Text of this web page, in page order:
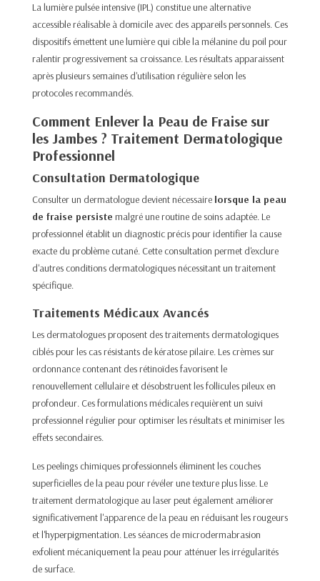
La lumière pulsée intensive (IPL) constitue une alternative
accessible réalisable à domicile avec des appareils personnels. Ces
dispositifs émettent une lumière qui cible la mélanine du poil pour
ralentir progressivement sa croissance. Les résultats apparaissent
après plusieurs semaines d'utilisation régulière selon les
protocoles recommandés.​
Comment Enlever la Peau de Fraise sur
les Jambes ? Traitement Dermatologique
Professionnel
Consultation Dermatologique
Consulter un dermatologue devient nécessaire lorsque la peau
de fraise persiste malgré une routine de soins adaptée. Le
professionnel établit un diagnostic précis pour identifier la cause
exacte du problème cutané. Cette consultation permet d'exclure
d'autres conditions dermatologiques nécessitant un traitement
spécifique.​
Traitements Médicaux Avancés
Les dermatologues proposent des traitements dermatologiques
ciblés pour les cas résistants de kératose pilaire. Les crèmes sur
ordonnance contenant des rétinoïdes favorisent le
renouvellement cellulaire et désobstruent les follicules pileux en
profondeur. Ces formulations médicales requièrent un suivi
professionnel régulier pour optimiser les résultats et minimiser les
effets secondaires.​
Les peelings chimiques professionnels éliminent les couches
superficielles de la peau pour révéler une texture plus lisse. Le
traitement dermatologique au laser peut également améliorer
significativement l'apparence de la peau en réduisant les rougeurs
etl'hyperpigmentation. Les séances de microdermabrasion
exfolient mécaniquement la peau pour atténuer les irrégularités
de surface.​